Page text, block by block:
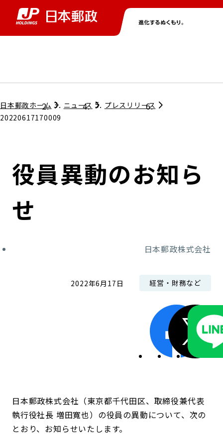
グループ情報トップ
コンプライアンス
ガバナンス
株主・投資家情報トップ
個人投資家のみなさまへ
株式情報
ニューストップ
サステナビリティトップ
担当役員メッセージ
サステナビリティマネジメント
採用情報トップ
日本郵政ホーム ニュース
プレスリリース
20220617170009
役員異動のお知ら
せ
日本郵政株式会社
2022年6月17日 経営・財務など
日本郵政株式会社（東京都千代田区、取締役兼代表
執行役社長 増田寬也）の役員の異動について、次の
とおり、お知らせいたします。